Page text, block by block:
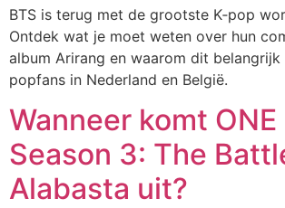
BTS is terug met de grootste K‑pop
Ontdek wat je moet weten over hun
album Arirang en waarom dit belangrijk
popfans in Nederland en België.
Wanneer komt ONE
Season 3: The
Alabasta uit?